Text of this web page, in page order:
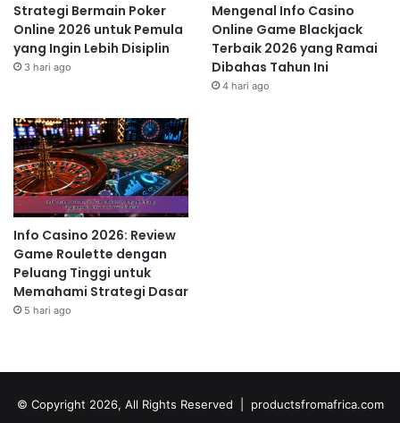
Strategi Bermain Poker
Online 2026 untuk Pemula
yang Ingin Lebih Disiplin
3 hari ago
Mengenal Info Casino
Online Game Blackjack
Terbaik 2026 yang Ramai
Dibahas Tahun Ini
4 hari ago
Info Casino 2026: Review
Game Roulette dengan
Peluang Tinggi untuk
Memahami Strategi Dasar
5 hari ago
© Copyright 2026, All Rights Reserved | productsfromafrica.com